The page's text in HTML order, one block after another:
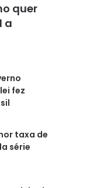
quer
a
fez
taxa de
série